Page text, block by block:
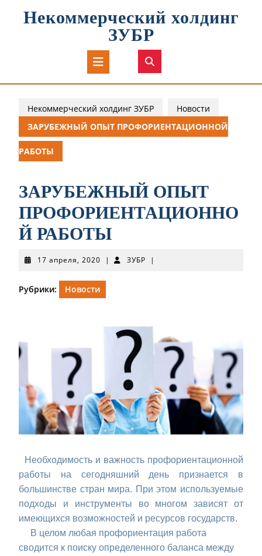
Некоммерческий холдинг
ЗУБР
Кнопка
Открыть
Некоммерческий холдинг ЗУБР
Новости
ЗАРУБЕЖНЫЙ ОПЫТ ПРОФОРИЕНТАЦИОННОЙ
РАБОТЫ
ЗАРУБЕЖНЫЙ ОПЫТ
ПРОФОРИЕНТАЦИОННО
Й РАБОТЫ
17 апреля, 2020 17
2020
| ЗУБР ЗУБР
|
Рубрики: Новости
Необходимость и важность профориентационной
работы на сегодняшний день признается в
большинстве стран мира. При этом используемые
подходы и инструменты во многом зависят от
имеющихся возможностей и ресурсов государств.
В целом любая профориентация работа
сводится к поиску определенного баланса между